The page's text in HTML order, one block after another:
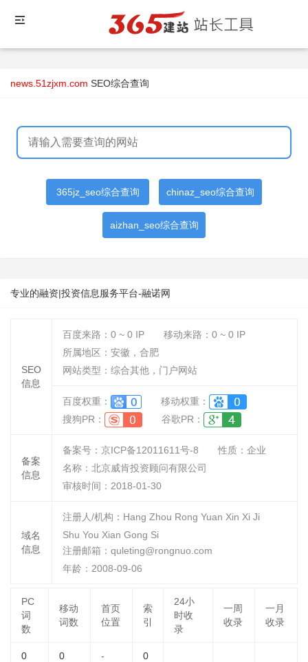
news.51zjxm.com SEO综合查询
365jz_seo综合查询 chinaz_seo综合查询
aizhan_seo综合查询
专业的融资|投资信息服务平台-融诺网
SEO
信息
百度来路： 0 ~ 0 IP 移动来路： 0 ~ 0 IP
所属地区：安徽，合肥
网站类型：综合其他，门户网站
百度权重：
移动权重：
搜狗PR：
谷歌PR：
备案
信息
备案号：京ICP备12011611号-8 性质： 企业
名称： 北京威肯投资顾问有限公司
审核时间： 2018-01-30
域名
信息
注册人/机构：Hang Zhou Rong Yuan Xin Xi Ji
Shu You Xian Gong Si
注册邮箱：quleting@rongnuo.com
年龄：2008-09-06
PC
词
数
移动
词数
首页
位置
索
引
24小
时收
录
一周
收录
一月
收录
0 0 - 0